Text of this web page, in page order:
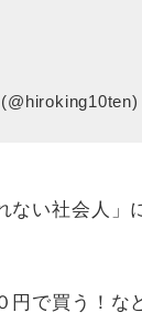
ない社会人
円で買う！な